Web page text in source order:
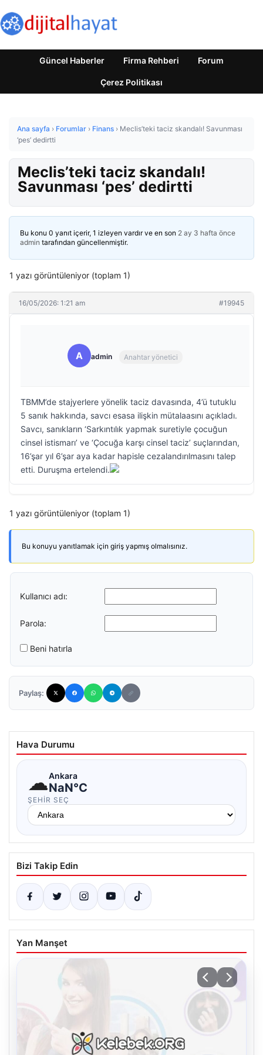
Güncel Haberler Firma Rehberi Forum
Çerez Politikası
Ana sayfa › Forumlar › Finans › Meclis’teki taciz skandalı! Savunması
‘pes’ dedirtti
Meclis’teki taciz skandalı!
Savunması ‘pes’ dedirtti
Bu konu 0 yanıt içerir, 1 izleyen vardır ve en son 2 ay 3 hafta önce
admin tarafından güncellenmiştir.
1 yazı görüntüleniyor (toplam 1)
16/05/2026: 1:21 am #19945
A admin Anahtar yönetici
TBMM’de stajyerlere yönelik taciz davasında, 4’ü tutuklu
5 sanık hakkında, savcı esasa ilişkin mütalaasını açıkladı.
Savcı, sanıkların ‘Sarkıntılık yapmak suretiyle çocuğun
cinsel istismarı’ ve ‘Çocuğa karşı cinsel taciz’ suçlarından,
16’şar yıl 6’şar aya kadar hapisle cezalandırılmasını talep
etti. Duruşma ertelendi.
1 yazı görüntüleniyor (toplam 1)
Bu konuyu yanıtlamak için giriş yapmış olmalısınız.
Kullanıcı adı:
Parola:
Beni hatırla
Paylaş:
Hava Durumu
☁Ankara
NaN°C
ŞEHIR SEÇ
Bizi Takip Edin
Yan Manşet